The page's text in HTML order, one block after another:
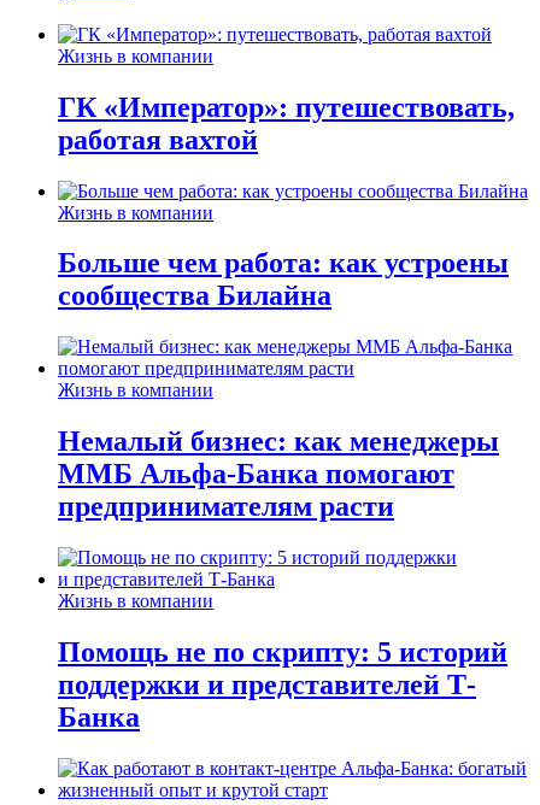
Жизнь в компании
ГК «Император»: путешествовать,
работая вахтой
Жизнь в компании
Больше чем работа: как устроены
сообщества Билайна
Жизнь в компании
Немалый бизнес: как менеджеры
ММБ Альфа-Банка помогают
предпринимателям расти
Жизнь в компании
Помощь не по скрипту: 5 историй
поддержки и представителей Т-
Банка